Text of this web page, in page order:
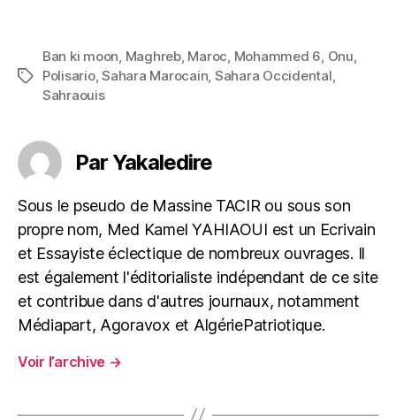
Étiquettes
Ban ki moon Maghreb, Maroc Mohammed 6 Onu
Polisario,Sahara Marocain Sahara Occidental
Sahraouis
Par Yakaledire
Sous le pseudo de Massine TACIR ou sous son
propre nom, Med Kamel YAHIAOUI est un Ecrivain
et Essayiste éclectique de nombreux ouvrages. Il
est également l'éditorialiste indépendant de ce site
et contribue dans d'autres journaux, notamment
Médiapart, Agoravox et AlgériePatriotique.
Voir l’archive →